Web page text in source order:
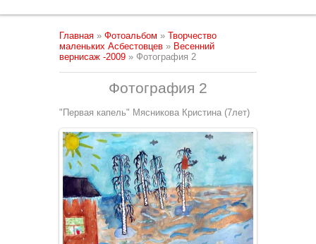
Главная » Фотоальбом » Творчество
маленьких Асбестовцев » Весенний
вернисаж -2009 » Фотография 2
Фотография 2
"Первая капель" Мясникова Кристина (7лет)